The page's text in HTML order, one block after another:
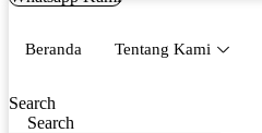
Beranda Tentang Kami
Search
Search